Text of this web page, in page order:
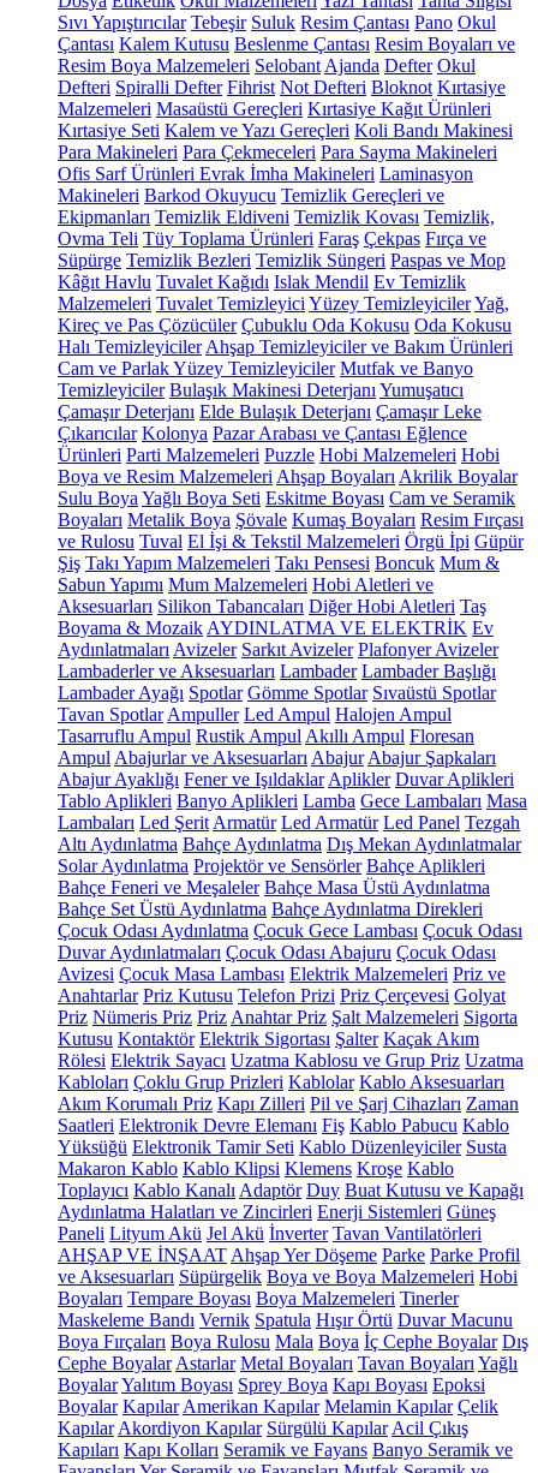
Sıvı Yapıştırıcılar Tebeşir Suluk Resim Çantası Pano Okul
Çantası Kalem Kutusu Beslenme Çantası Resim Boyaları ve
Resim Boya Malzemeleri Selobant Ajanda Defter Okul
Defteri Spiralli Defter Fihrist Not Defteri Bloknot Kırtasiye
Malzemeleri Masaüstü Gereçleri Kırtasiye Kağıt Ürünleri
Kırtasiye Seti Kalem ve Yazı Gereçleri Koli Bandı Makinesi
Para Makineleri Para Çekmeceleri Para Sayma Makineleri
Ofis Sarf Ürünleri Evrak İmha Makineleri Laminasyon
Makineleri Barkod Okuyucu Temizlik Gereçleri ve
Ekipmanları Temizlik Eldiveni Temizlik Kovası Temizlik,
Ovma Teli Tüy Toplama Ürünleri Faraş Çekpas Fırça ve
Süpürge Temizlik Bezleri Temizlik Süngeri Paspas ve Mop
Kâğıt Havlu Tuvalet Kağıdı Islak Mendil Ev Temizlik
Malzemeleri Tuvalet Temizleyici Yüzey TemizleyicilerYağ,
Kireç ve Pas Çözücüler Çubuklu Oda Kokusu Oda Kokusu
Halı Temizleyiciler Ahşap Temizleyiciler ve Bakım Ürünleri
Cam ve Parlak Yüzey Temizleyiciler Mutfak ve Banyo
Temizleyiciler Bulaşık Makinesi Deterjanı Yumuşatıcı
Çamaşır Deterjanı Elde Bulaşık Deterjanı Çamaşır Leke
Çıkarıcılar Kolonya Pazar Arabası ve Çantası Eğlence
Ürünleri Parti Malzemeleri Puzzle Hobi Malzemeleri Hobi
Boya ve Resim Malzemeleri Ahşap Boyaları Akrilik Boyalar
Sulu Boya Yağlı Boya Seti Eskitme Boyası Cam ve Seramik
Boyaları Metalik Boya Şövale Kumaş Boyaları Resim Fırçası
ve Rulosu Tuval El İşi & Tekstil Malzemeleri Örgü İpi Güpür
Şiş Takı Yapım Malzemeleri Takı Pensesi Boncuk Mum &
Sabun Yapımı Mum Malzemeleri Hobi Aletleri ve
Aksesuarları Silikon Tabancaları Diğer Hobi Aletleri Taş
Boyama & Mozaik AYDINLATMA VE ELEKTRİK Ev
Aydınlatmaları Avizeler Sarkıt Avizeler Plafonyer Avizeler
Lambaderler ve Aksesuarları Lambader Lambader Başlığı
Lambader Ayağı Spotlar Gömme Spotlar Sıvaüstü Spotlar
Tavan Spotlar Ampuller Led Ampul Halojen Ampul
Tasarruflu Ampul Rustik Ampul Akıllı Ampul Floresan
Ampul Abajurlar ve Aksesuarları Abajur Abajur Şapkaları
Abajur Ayaklığı Fener ve Işıldaklar Aplikler Duvar Aplikleri
Tablo Aplikleri Banyo Aplikleri Lamba Gece Lambaları Masa
Lambaları Led Şerit Armatür Led Armatür Led Panel Tezgah
Altı Aydınlatma Bahçe Aydınlatma Dış Mekan Aydınlatmalar
Solar Aydınlatma Projektör ve Sensörler Bahçe Aplikleri
Bahçe Feneri ve Meşaleler Bahçe Masa Üstü Aydınlatma
Bahçe Set Üstü Aydınlatma Bahçe Aydınlatma Direkleri
Çocuk Odası Aydınlatma Çocuk Gece Lambası Çocuk Odası
Duvar Aydınlatmaları Çocuk Odası Abajuru Çocuk Odası
Avizesi Çocuk Masa Lambası Elektrik Malzemeleri Priz ve
Anahtarlar Priz Kutusu Telefon Prizi Priz Çerçevesi Golyat
Priz Nümeris Priz Priz Anahtar Priz Şalt Malzemeleri Sigorta
Kutusu Kontaktör Elektrik Sigortası Şalter Kaçak Akım
Rölesi Elektrik Sayacı Uzatma Kablosu ve Grup Priz Uzatma
Kabloları Çoklu Grup Prizleri Kablolar Kablo Aksesuarları
Akım Korumalı Priz Kapı Zilleri Pil ve Şarj Cihazları Zaman
Saatleri Elektronik Devre Elemanı Fiş Kablo Pabucu Kablo
Yüksüğü Elektronik Tamir Seti Kablo Düzenleyiciler Susta
Makaron Kablo Kablo Klipsi Klemens Kroşe Kablo
Toplayıcı Kablo Kanalı Adaptör Duy Buat Kutusu ve Kapağı
Aydınlatma Halatları ve Zincirleri Enerji Sistemleri Güneş
Paneli Lityum Akü Jel Akü İnverter Tavan Vantilatörleri
AHŞAP VE İNŞAAT Ahşap Yer Döşeme Parke Parke Profil
ve Aksesuarları Süpürgelik Boya ve Boya Malzemeleri Hobi
Boyaları Tempare Boyası Boya Malzemeleri Tinerler
Maskeleme Bandı Vernik Spatula Hışır Örtü Duvar Macunu
Boya Fırçaları Boya Rulosu Mala Boya İç Cephe Boyalar Dış
Cephe Boyalar Astarlar Metal Boyaları Tavan Boyaları Yağlı
BoyalarYalıtım Boyası Sprey Boya Kapı Boyası Epoksi
Boyalar Kapılar Amerikan Kapılar Melamin Kapılar Çelik
Kapılar Akordiyon Kapılar Sürgülü Kapılar Acil Çıkış
Kapıları Kapı Kolları Seramik ve Fayans Banyo Seramik ve